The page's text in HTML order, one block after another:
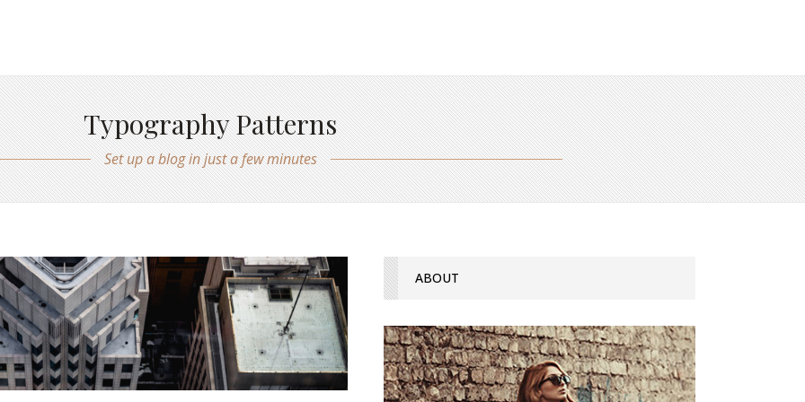
Typography Patterns
Set up a blog in just a few minutes
ABOUT